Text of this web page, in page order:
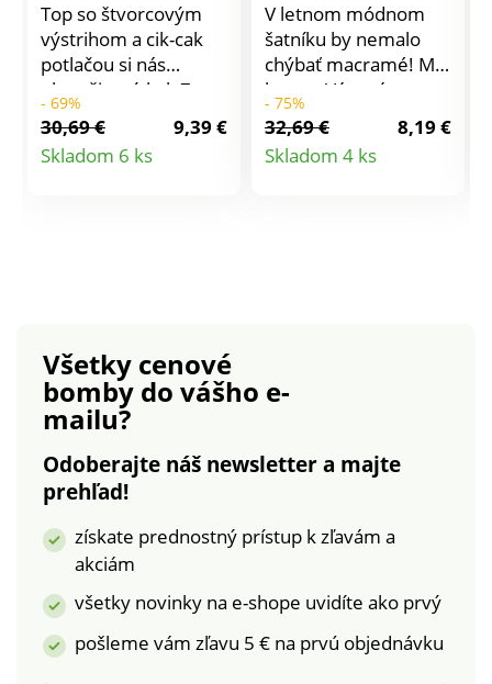
Top so štvorcovým
výstrihom a cik-cak
potlačou si nás
okamžite získal. Zo
strečového džerseja
sa príjemne nosí.
Široký strih pre
- 69%
30,69 €
9,39 €
Skladom 6 ks
Detail
V letnom módnom
šatníku by nemalo
chýbať macramé! My
ho pre Vás máme v
podobe tohto
krásneho topu zo
vzdušného ľahučkého
ženskosť. Rovný
- 75%
32,69 €
8,19 €
Skladom 4 ks
Detail
Všetky cenové
bomby do vášho e-
mailu?
Odoberajte náš newsletter a majte
prehľad!
získate prednostný prístup k zľavám a
akciám
všetky novinky na e-shope uvidíte ako prvý
pošleme vám zľavu 5 € na prvú objednávku